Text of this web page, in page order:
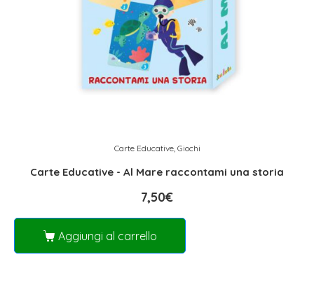
Carte Educative, Giochi
Carte Educative - Al Mare raccontami una storia
7,50€
Aggiungi al carrello